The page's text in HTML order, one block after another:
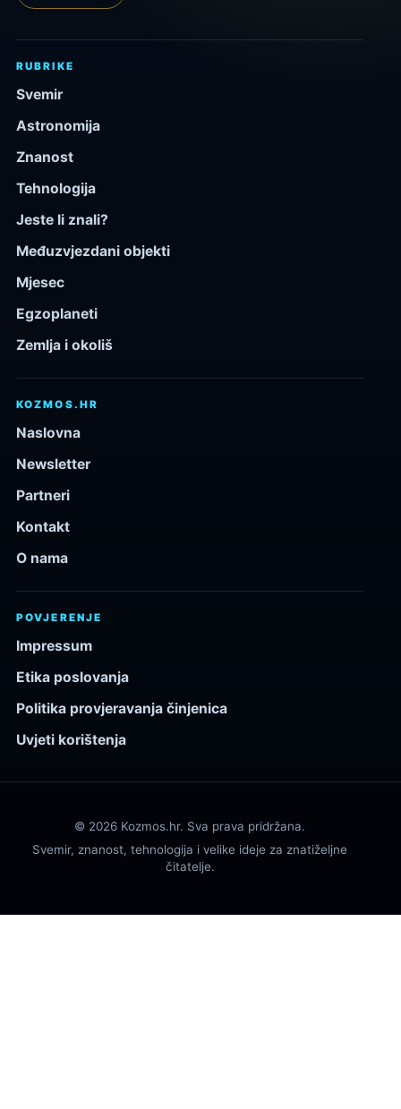
RUBRIKE
Svemir
Astronomija
Znanost
Tehnologija
Jeste li znali?
Međuzvjezdani objekti
Mjesec
Egzoplaneti
Zemlja i okoliš
KOZMOS.HR
Naslovna
Newsletter
Partneri
Kontakt
O nama
POVJERENJE
Impressum
Etika poslovanja
Politika provjeravanja činjenica
Uvjeti korištenja
© 2026 Kozmos.hr. Sva prava pridržana.
Svemir, znanost, tehnologija i velike ideje za znatiželjne
čitatelje.